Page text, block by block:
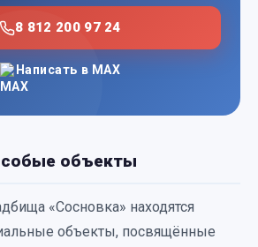
8 812 200 97 24
Написать в MAX
объекты
«Сосновка» находятся
объекты, посвящённые